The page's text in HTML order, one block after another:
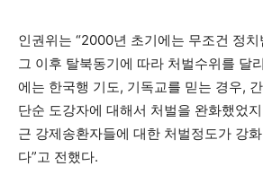
인권위는 “2000년 초기에는 무조건 정
그 이후 탈북동기에 따라 처벌수위를 달
에는 한국행 기도, 기독교를 믿는 경우,
단순 도강자에 대해서 처벌을 완화했었
근 강제송환자들에 대한 처벌정도가 강
다”고 전했다.